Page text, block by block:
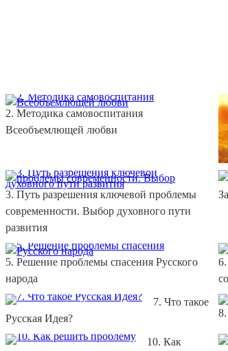
2. Методика самовоспитания
Всеобъемлющей любви
3. Путь разрешения ключевой проблемы
современности. Выбор духовного пути
развития
5. Решение проблемы спасения Русского
народа
7. Что такое
Русская Идея?
10. Как